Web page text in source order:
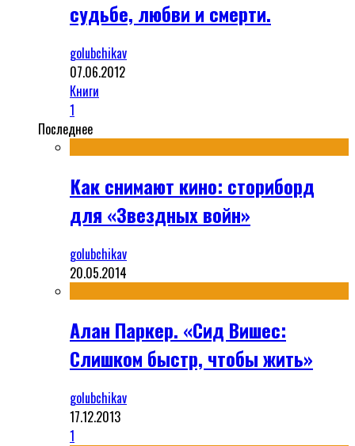
судьбе, любви и смерти.
golubchikav
07.06.2012
Книги
1
Последнее
Как снимают кино: сториборд
для «Звездных войн»
golubchikav
20.05.2014
Алан Паркер. «Сид Вишес:
Слишком быстр, чтобы жить»
golubchikav
17.12.2013
1